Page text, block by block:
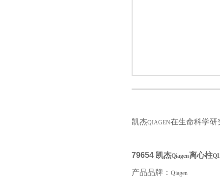
凯杰QIAGEN在生命科学研
79654 凯杰Qiagen离心柱
产品品牌： Qiagen